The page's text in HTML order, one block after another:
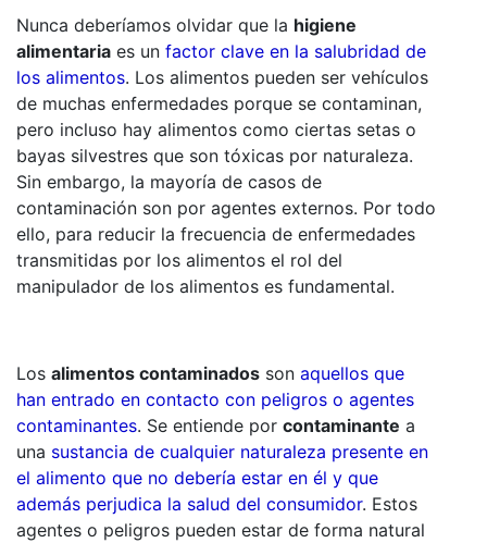
Nunca deberíamos olvidar que la higiene
alimentaria es un factor clave en la salubridad de
los alimentos. Los alimentos pueden ser vehículos
de muchas enfermedades porque se contaminan,
pero incluso hay alimentos como ciertas setas o
bayas silvestres que son tóxicas por naturaleza.
Sin embargo, la mayoría de casos de
contaminación son por agentes externos. Por todo
ello, para reducir la frecuencia de enfermedades
transmitidas por los alimentos el rol del
manipulador de los alimentos es fundamental.
Los alimentos contaminados son aquellos que
han entrado en contacto con peligros o agentes
contaminantes. Se entiende por contaminante a
una sustancia de cualquier naturaleza presente en
el alimento que no debería estar en él y que
además perjudica la salud del consumidor. Estos
agentes o peligros pueden estar de forma natural